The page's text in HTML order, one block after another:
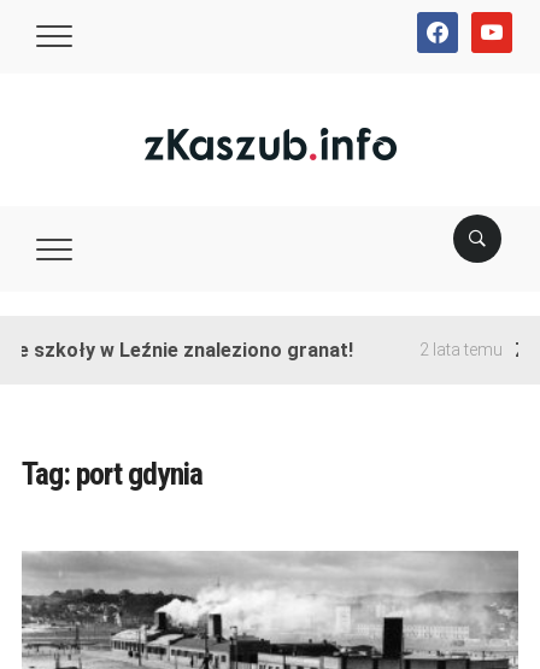
facebookyoutube
szkoły w Leźnie znaleziono granat! 2 lata temu
Tag: port gdynia